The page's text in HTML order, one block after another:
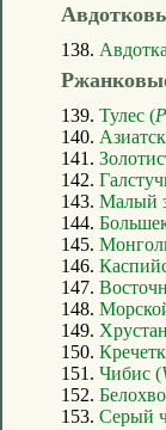
138.
139. Тулес (
140.
141.
142.
143. Малый
144.
145.
146.
147.
148.
149.
150.
151. Чибис (
152.
153. Серый